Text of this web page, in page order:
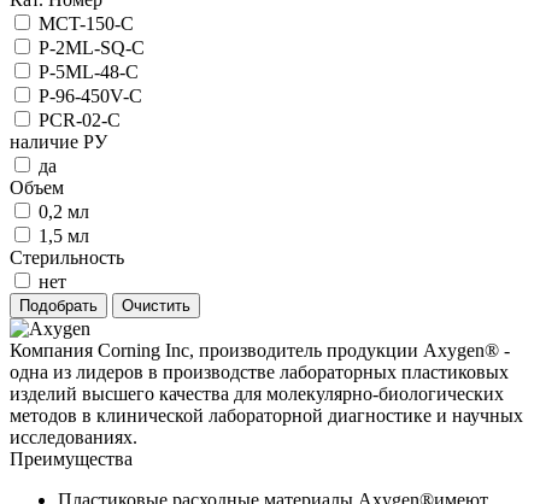
MCT-150-C
P-2ML-SQ-C
P-5ML-48-C
P-96-450V-C
PCR-02-C
наличие РУ
да
Объем
0,2 мл
1,5 мл
Стерильность
нет
Компания Corning Inc, производитель продукции Axygen® -
одна из лидеров в производстве лабораторных пластиковых
изделий высшего качества для молекулярно-биологических
методов в клинической лабораторной диагностике и научных
исследованиях.
Преимущества
Пластиковые расходные материалы Axygen®имеют